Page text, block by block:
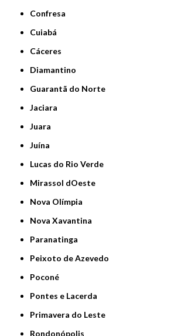
Confresa
Cuiabá
Cáceres
Diamantino
Guarantã do Norte
Jaciara
Juara
Juína
Lucas do Rio Verde
Mirassol dOeste
Nova Olímpia
Nova Xavantina
Paranatinga
Peixoto de Azevedo
Poconé
Pontes e Lacerda
Primavera do Leste
Rondonópolis